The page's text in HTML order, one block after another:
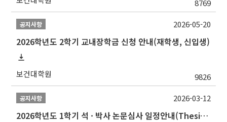
8769
공지사항
2026학년도 2학기 교내장학금 신청 안내(재학생, 신입생)
보건대학원 9826
2026-05-20
공지사항
2026학년도 1학기 석 · 박사 논문심사 일정안내(Thesis Defense Schedules)
2026-03-12